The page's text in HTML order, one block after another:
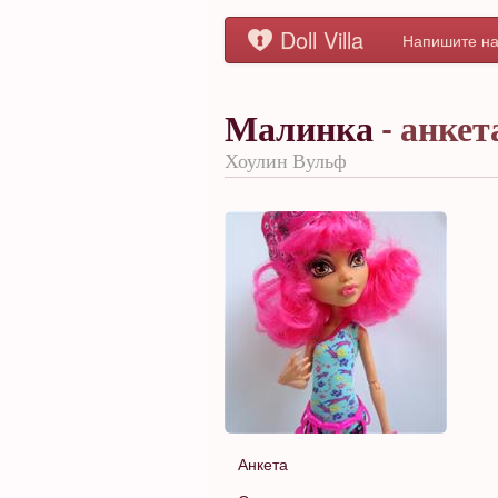
Doll Villa Напишите
Малинка -
Хоулин Вульф
Анкета